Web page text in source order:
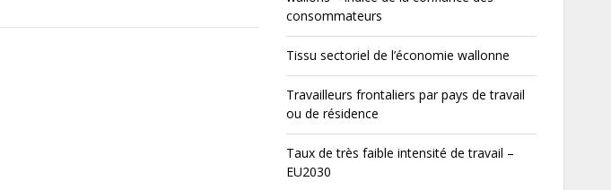
consommateurs
Tissu sectoriel de l’économie wallonne
Travailleurs frontaliers par pays de travail
ou de résidence
Taux de très faible intensité de travail –
EU2030